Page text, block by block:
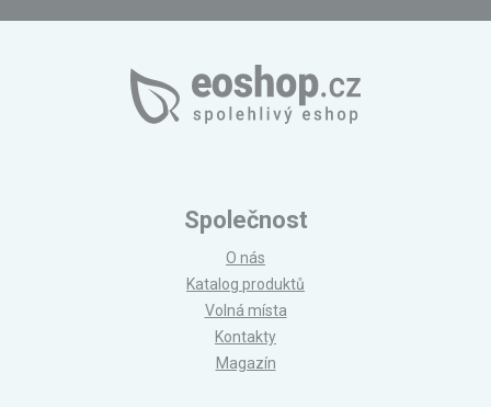
Společnost
O nás
Katalog produktů
Volná místa
Kontakty
Magazín